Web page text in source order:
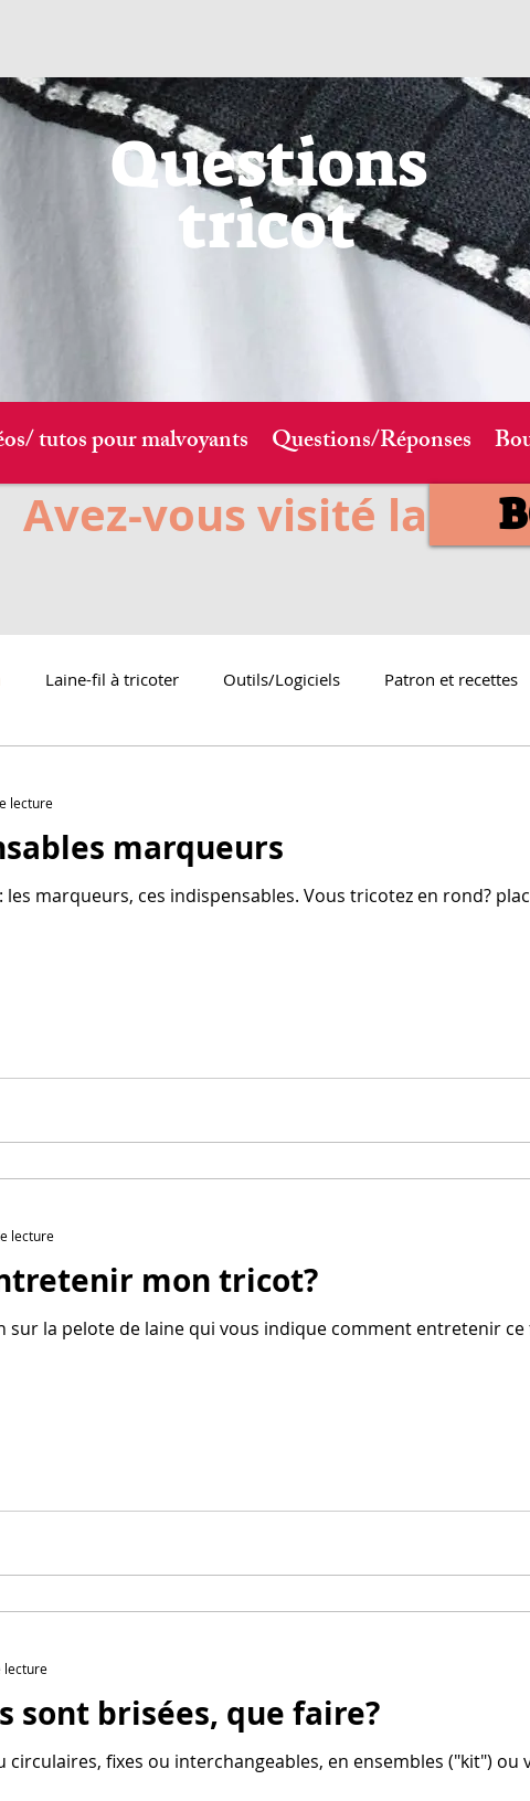
Questions
tricot
tutos pour malvoyants Questions/Réponses
Avez-vous visité la
Laine-fil à tricoter Outils/Logiciels Patron et recettes
marqueurs
les marqueurs, ces indispensables. Vous tricotez en rond?
lecture
mon tricot?
sur la pelote de laine qui vous indique comment entretenir ce
lecture
sont brisées, que faire?
circulaires, fixes ou interchangeables, en ensembles ("kit")
lecture